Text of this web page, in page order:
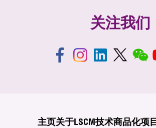
关注我们
主页关于LSCM技术商品化项